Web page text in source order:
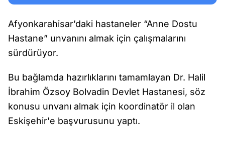
Afyonkarahisar’daki hastaneler “Anne Dostu
Hastane” unvanını almak için çalışmalarını
sürdürüyor.
Bu bağlamda hazırlıklarını tamamlayan Dr. Halil
İbrahim Özsoy Bolvadin Devlet Hastanesi, söz
konusu unvanı almak için koordinatör il olan
Eskişehir'e başvurusunu yaptı.